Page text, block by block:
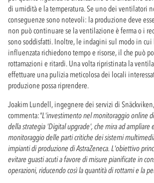
di umidità e la temperatura. Se uno dei ventilatori
conseguenze sono notevoli: la produzione deve
non può continuare se la ventilazione è ferma o i
sono soddisfatti. Inoltre, le indagini sul modo in cui
influenzata richiedono tempo e risorse, il che può
rottamazioni e ritardi. Una volta ripristinata la
effettuare una pulizia meticolosa dei locali
produzione possa riprendere.
Joakim Lundell, ingegnere dei servizi di Snäckviken,
commenta:"L'investimento nel monitoraggio online
della strategia 'Digital upgrade', che mira ad ampliare
monitoraggio delle parti critiche dei sistemi
impianti di produzione di AstraZeneca. L'obiettivo
evitare guasti acuti a favore di misure pianificate in
operazioni, riducendo così la quantità di rottami e la